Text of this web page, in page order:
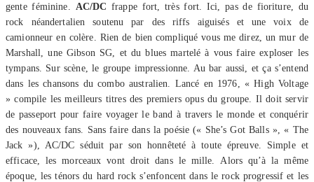
gente féminine. AC/DC frappe fort, très fort. Ici, pas de fioriture, du
rock néandertalien soutenu par des riffs aiguisés et une voix de
camionneur en colère. Rien de bien compliqué vous me direz, un mur de
Marshall, une Gibson SG, et du blues martelé à vous faire exploser les
tympans. Sur scène, le groupe impressionne. Au bar aussi, et ça s’entend
dans les chansons du combo australien. Lancé en 1976, « High Voltage
» compile les meilleurs titres des premiers opus du groupe. Il doit servir
de passeport pour faire voyager le band à travers le monde et conquérir
des nouveaux fans. Sans faire dans la poésie (« She’s Got Balls », « The
Jack »), AC/DC séduit par son honnêteté à toute épreuve. Simple et
efficace, les morceaux vont droit dans le mille. Alors qu’à la même
époque, les ténors du hard rock s’enfoncent dans le rock progressif et les